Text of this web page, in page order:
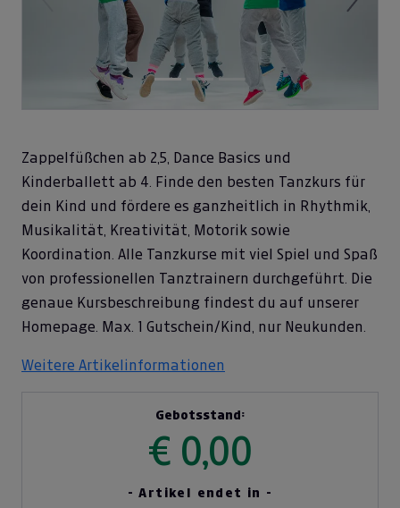
Previous Next
Zappelfüßchen ab 2,5, Dance Basics und
Kinderballett ab 4. Finde den besten Tanzkurs für
dein Kind und fördere es ganzheitlich in Rhythmik,
Musikalität, Kreativität, Motorik sowie
Koordination. Alle Tanzkurse mit viel Spiel und Spaß
von professionellen Tanztrainern durchgeführt. Die
genaue Kursbeschreibung findest du auf unserer
Homepage. Max. 1 Gutschein/Kind, nur Neukunden.
Weitere Artikelinformationen
Gebotsstand:
€ 0,00
- Artikel endet in -